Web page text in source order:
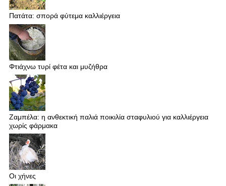
Πατάτα: σπορά φύτεμα καλλιέργεια
Φτιάχνω τυρί φέτα και μυζήθρα
Ζαμπέλα: η ανθεκτική παλιά ποικιλία σταφυλιού για καλλιέργεια
χωρίς φάρμακα
Οι χήνες